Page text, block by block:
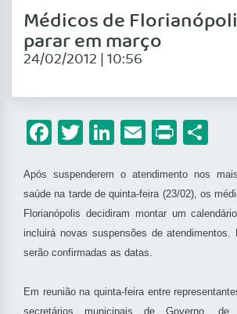
Médicos de
parar em março
24/02/2012 | 10:56
Facebook
Twitter
LinkedIn
Email
Print
Após suspenderem o atendimento nos
saúde na tarde de quinta-feira (23/02), os
Florianópolis decidiram montar um
incluirá novas suspensões de atendimentos.
serão confirmadas as datas.
Em reunião na quinta-feira entre
secretários municipais de Governo, de